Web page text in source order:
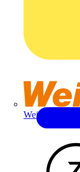
Weidmüller